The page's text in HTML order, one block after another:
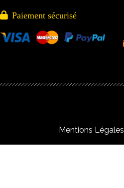
 Paiement sécurisé
Mentions Légales